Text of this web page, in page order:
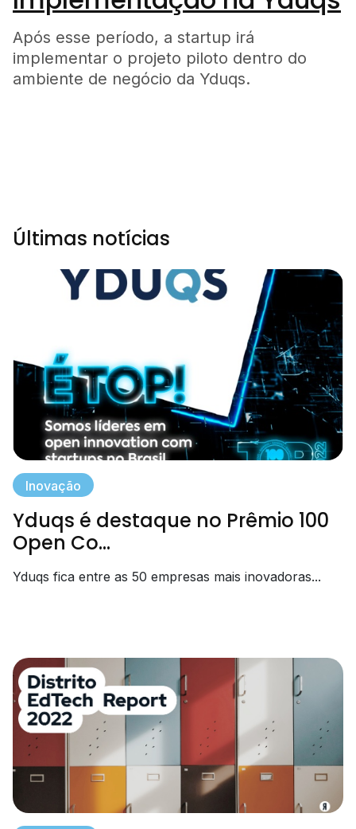
Após esse período, a startup irá
implementar o projeto piloto dentro do
ambiente de negócio da Yduqs.
Últimas notícias
Inovação
Yduqs é destaque no Prêmio 100
Open Co...
Yduqs fica entre as 50 empresas mais inovadoras...